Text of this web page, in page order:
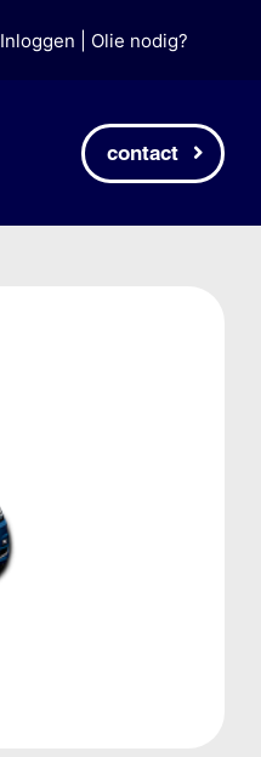
Inloggen Olie nodig?
contact